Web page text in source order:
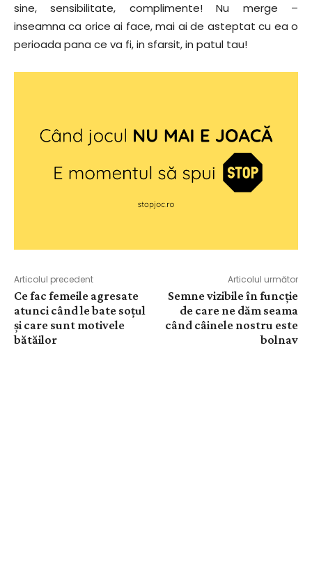
sine, sensibilitate, complimente! Nu merge –
inseamna ca orice ai face, mai ai de asteptat cu ea o
perioada pana ce va fi, in sfarsit, in patul tau!
Articolul precedent
Ce fac femeile agresate
atunci când le bate soțul
și care sunt motivele
bătăilor
Articolul următor
Semne vizibile în funcție
de care ne dăm seama
când câinele nostru este
bolnav